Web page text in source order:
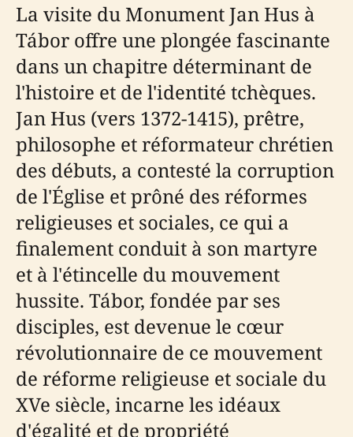
La visite du Monument Jan Hus à
Tábor offre une plongée fascinante
dans un chapitre déterminant de
l'histoire et de l'identité tchèques.
Jan Hus (vers 1372-1415), prêtre,
philosophe et réformateur chrétien
des débuts, a contesté la corruption
de l'Église et prôné des réformes
religieuses et sociales, ce qui a
finalement conduit à son martyre
et à l'étincelle du mouvement
hussite. Tábor, fondée par ses
disciples, est devenue le cœur
révolutionnaire de ce mouvement
de réforme religieuse et sociale du
XVe siècle, incarne les idéaux
d'égalité et de propriété